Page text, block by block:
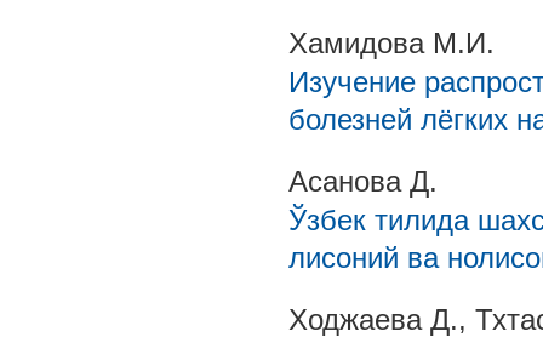
Хамидова М.И.
Изучение
болезней лёгких
Асанова Д.
Ўзбек тилида
лисоний ва
Ходжаева Д.,